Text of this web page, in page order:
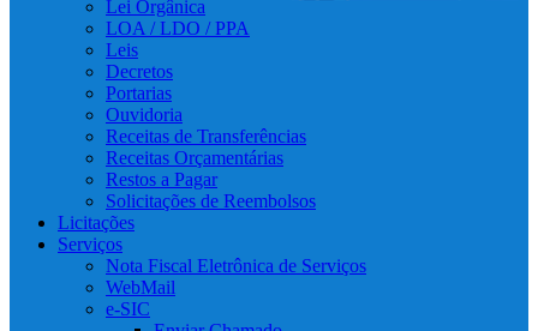
Lei Orgânica
LOA / LDO / PPA
Leis
Decretos
Portarias
Ouvidoria
Receitas de Transferências
Receitas Orçamentárias
Restos a Pagar
Solicitações de Reembolsos
Licitações
Serviços
Nota Fiscal Eletrônica de Serviços
WebMail
e-SIC